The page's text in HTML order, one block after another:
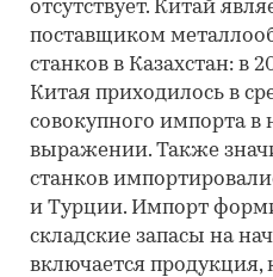
отсутствует. Китай
поставщиком
станков в Казахстан: в
Китая приходилось в
совокупного импорта в
выражении. Также
станков
и Турции. Импорт
складские запасы на
включается продукция,